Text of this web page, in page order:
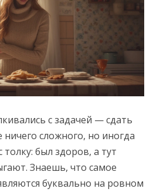
с задачей — сдать
ничего сложного, но иногда
толку: был здоров, а тут
Знаешь, что самое
буквально на ровном